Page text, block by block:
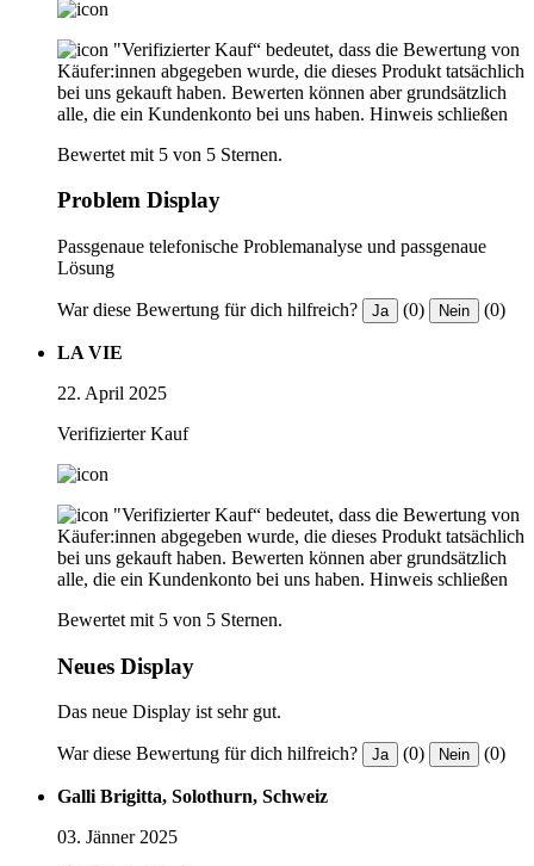
"Verifizierter Kauf“ bedeutet, dass die Bewertung von
Käufer:innen abgegeben wurde, die dieses Produkt tatsächlich
bei uns gekauft haben. Bewerten können aber grundsätzlich
alle, die ein Kundenkonto bei uns haben. Hinweis schließen
Bewertet mit 5 von 5 Sternen.
Problem Display
Passgenaue telefonische Problemanalyse und passgenaue
Lösung
War diese Bewertung für dich hilfreich? Ja (0) Nein (0)
LA VIE
22. April 2025
Verifizierter Kauf
"Verifizierter Kauf“ bedeutet, dass die Bewertung von
Käufer:innen abgegeben wurde, die dieses Produkt tatsächlich
bei uns gekauft haben. Bewerten können aber grundsätzlich
alle, die ein Kundenkonto bei uns haben. Hinweis schließen
Bewertet mit 5 von 5 Sternen.
Neues Display
Das neue Display ist sehr gut.
War diese Bewertung für dich hilfreich? Ja (0) Nein (0)
Galli Brigitta, Solothurn, Schweiz
03. Jänner 2025